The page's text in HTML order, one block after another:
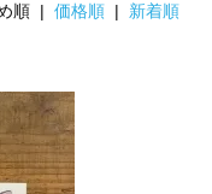
め順 |価格順 | 新着順